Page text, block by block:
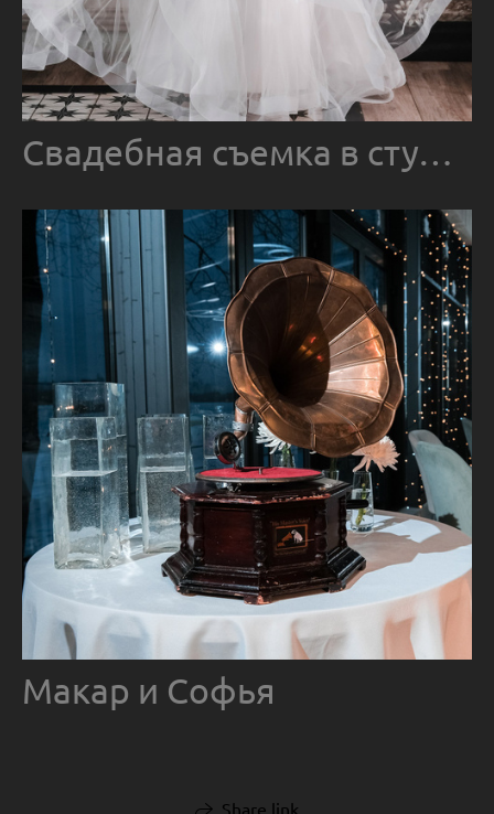
Свадебная съемка в студии
Макар и Софья
Share link